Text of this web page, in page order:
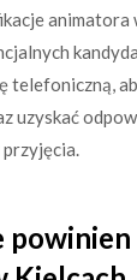
animatora
telefoniczną,
uzyskać